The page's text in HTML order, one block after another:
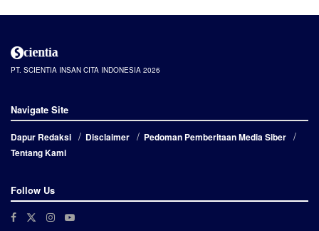
PT. SCIENTIA INSAN CITA INDONESIA 2026
Navigate Site
Dapur Redaksi Disclaimer
Pedoman Pemberitaan Media Siber
Tentang Kami
Follow Us